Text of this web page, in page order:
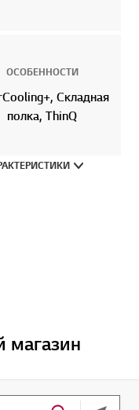
ОСОБЕННОСТИ
Складная
полка, ThinQ